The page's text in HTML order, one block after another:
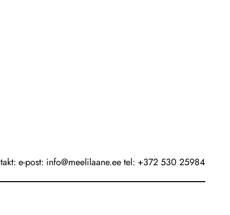
e-post: info@meelilaane.ee tel: +372 530 25984